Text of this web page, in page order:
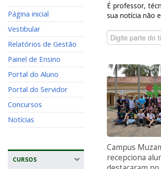
Página inicial
Vestibular
Relatórios de Gestão
Painel de Ensino
Portal do Aluno
Portal do Servidor
Concursos
Notícias
CURSOS
É professor,
sua notícia não
Campus
recepciona